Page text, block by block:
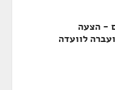
- הצעה
לוועדה